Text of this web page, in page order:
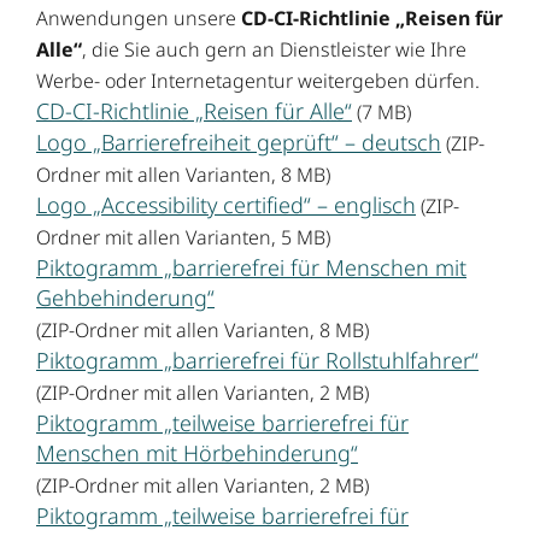
Anwendungen unsere CD-CI-Richtlinie „Reisen für
Alle“, die Sie auch gern an Dienstleister wie Ihre
Werbe- oder Internetagentur weitergeben dürfen.
CD-CI-Richtlinie „Reisen für Alle“(7 MB)
Logo „Barrierefreiheit geprüft“ – deutsch (ZIP-
Ordner mit allen Varianten, 8 MB)
Logo „Accessibility certified“ – englisch (ZIP-
Ordner mit allen Varianten, 5 MB)
Piktogramm „barrierefrei für Menschen mit
Gehbehinderung“
(ZIP-Ordner mit allen Varianten, 8 MB)
Piktogramm „barrierefrei für Rollstuhlfahrer“
(ZIP-Ordner mit allen Varianten, 2 MB)
Piktogramm „teilweise barrierefrei für
Menschen mit Hörbehinderung“
(ZIP-Ordner mit allen Varianten, 2 MB)
Piktogramm „teilweise barrierefrei für